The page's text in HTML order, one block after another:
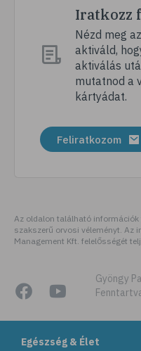
Egészség & Élet
#
# megfázás
# influenza
# fertőző betegségek
# köhögés
# immunerősítés
# kézmosás
# szépségápolás
# bőrápolás
# izlandi zuzmó
Iratkozz
Nézd meg
aktiváld,
aktiválás
mutatnod a
kártyádat.
Feliratkozom
Az oldalon található
szakszerű orvosi véleményt. Az
Management Kft. felelősségét
Gyöngy